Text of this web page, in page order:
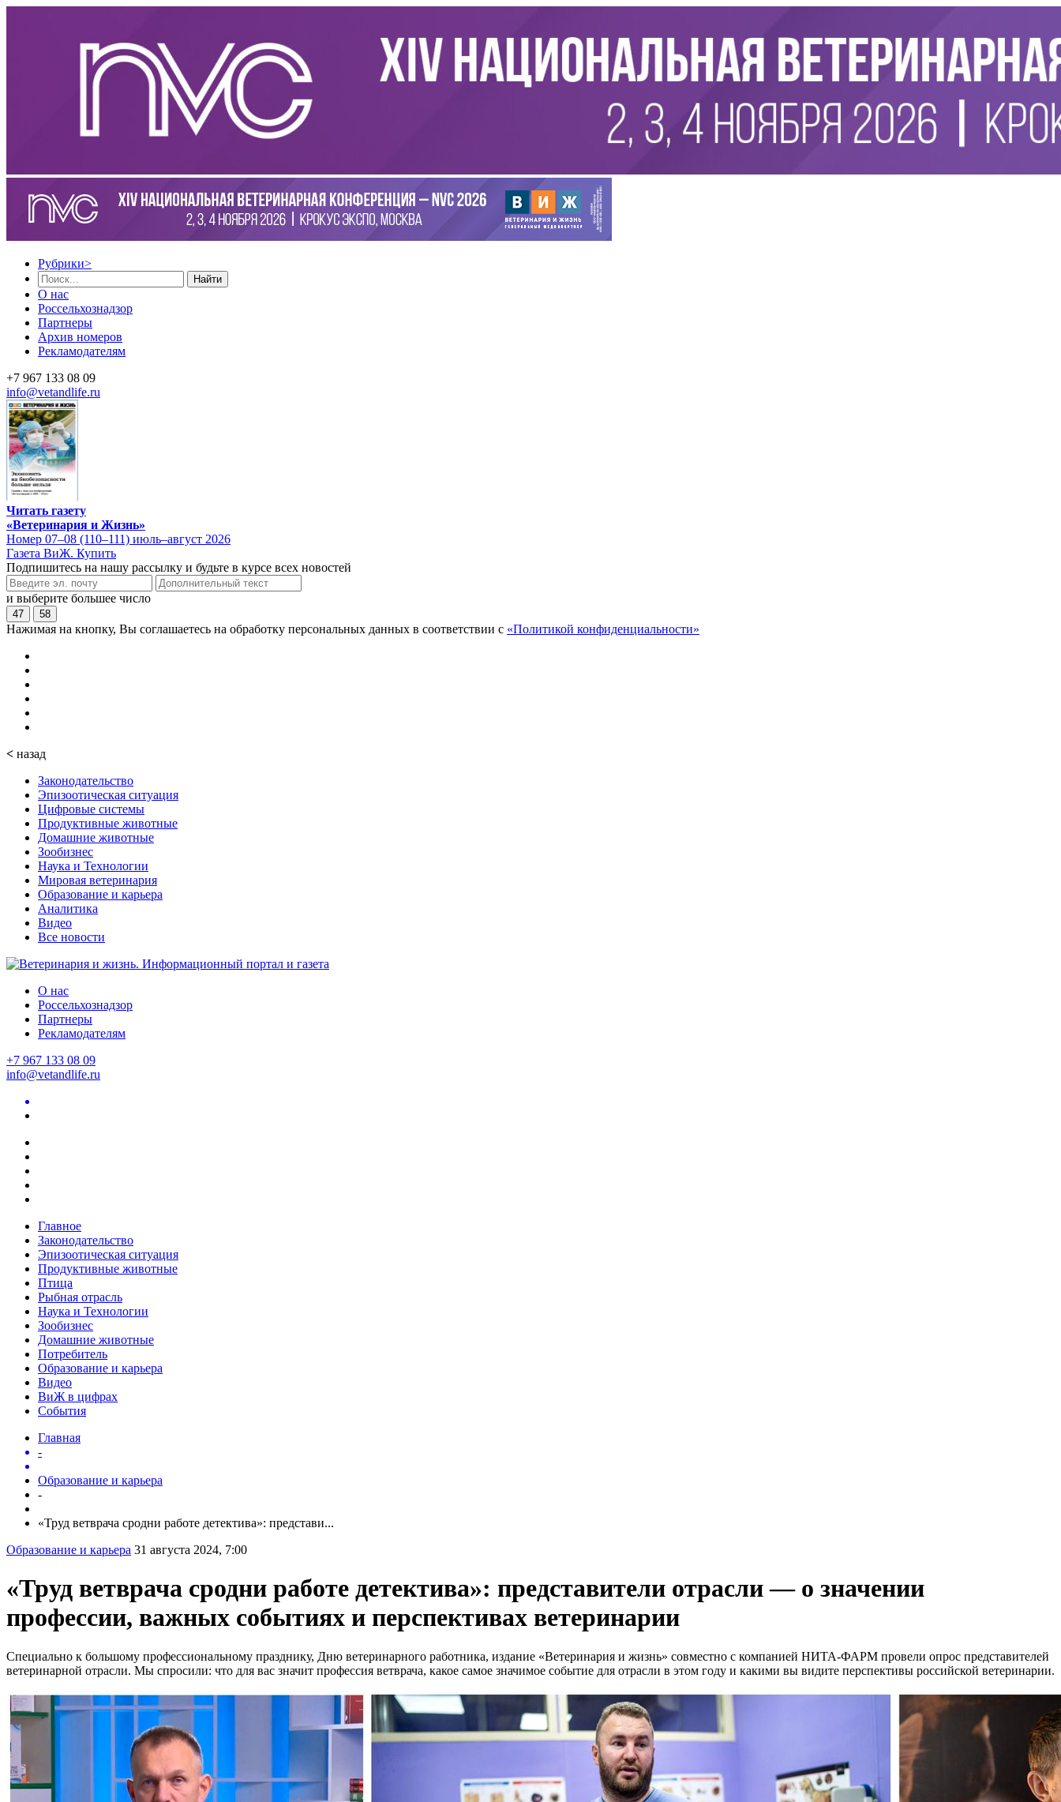
Рубрики>
Найти
О нас
Россельхознадзор
Партнеры
Архив номеров
Рекламодателям
+7 967 133 08 09
info@vetandlife.ru
Читать газету
«Ветеринария и Жизнь»
Номер 07–08 (110–111) июль–август 2026
Газета ВиЖ. Купить
Подпишитесь на нашу рассылку и будьте в курсе всех новостей
и выберите большее число
47 58
Нажимая на кнопку, Вы соглашаетесь на обработку персональных данных в соответствии с «Политикой конфиденциальности»
< назад
Законодательство
Эпизоотическая ситуация
Цифровые системы
Продуктивные животные
Домашние животные
Зообизнес
Наука и Технологии
Мировая ветеринария
Образование и карьера
Аналитика
Видео
Все новости
О нас
Россельхознадзор
Партнеры
Рекламодателям
+7 967 133 08 09
info@vetandlife.ru
Главное
Законодательство
Эпизоотическая ситуация
Продуктивные животные
Птица
Рыбная отрасль
Наука и Технологии
Зообизнес
Домашние животные
Потребитель
Образование и карьера
Видео
ВиЖ в цифрах
События
Главная
-
Образование и карьера
-
«Труд ветврача сродни работе детектива»: представи...
Образование и карьера 31 августа 2024, 7:00
«Труд ветврача сродни работе детектива»: представители отрасли — о значении
профессии, важных событиях и перспективах ветеринарии
Специально к большому профессиональному празднику, Дню ветеринарного работника, издание «Ветеринария и жизнь» совместно с компанией НИТА-ФАРМ провели опрос представителей
ветеринарной отрасли. Мы спросили: что для вас значит профессия ветврача, какое самое значимое событие для отрасли в этом году и какими вы видите перспективы российской ветеринарии.